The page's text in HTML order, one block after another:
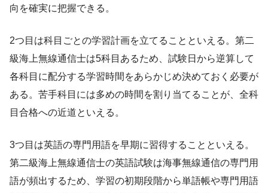
向を確実に把握できる。
2つ目は科目ごとの学習計画を立てることといえる。第二
級海上無線通信士は5科目あるため、試験日から逆算して
各科目に配分する学習時間をあらかじめ決めておく必要が
ある。苦手科目には多めの時間を割り当てることが、全科
目合格への近道といえる。
3つ目は英語の専門用語を早期に習得することといえる。
第二級海上無線通信士の英語試験は海事無線通信の専門用
語が頻出するため、学習の初期段階から単語帳や専門用語